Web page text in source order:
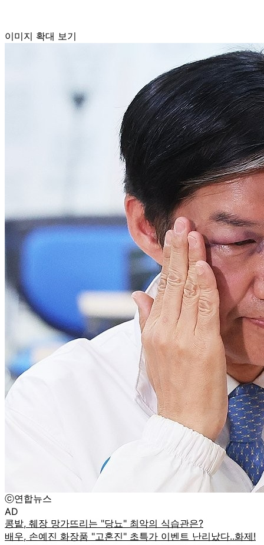
이미지 확대 보기
ⓒ연합뉴스
AD